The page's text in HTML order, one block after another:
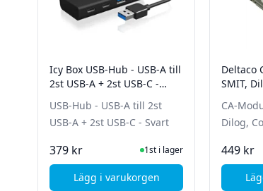
Icy Box USB-Hub - USB-A till
2st USB-A + 2st USB-C -
USB-Hub - USB-A till 2st
USB-A + 2st USB-C - Svart
379 kr I Lager1st i lager
Lägg i varukorgen, Icy Box USB-Hub - USB-A till
Deltaco
SMIT,
CA-
Dilog,
449 kr